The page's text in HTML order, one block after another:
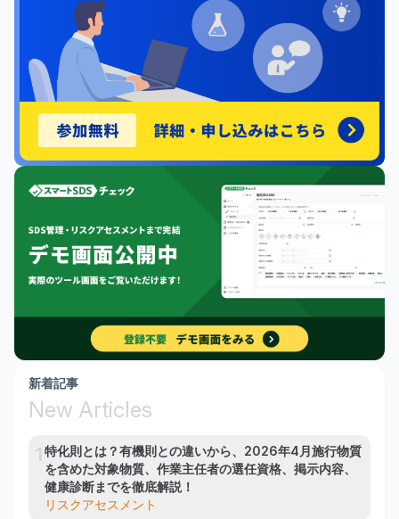
新着記事
New Articles
1 特化則とは？有機則との違いから、2026年4月施行物質
を含めた対象物質、作業主任者の選任資格、掲示内容、
健康診断までを徹底解説！
リスクアセスメント